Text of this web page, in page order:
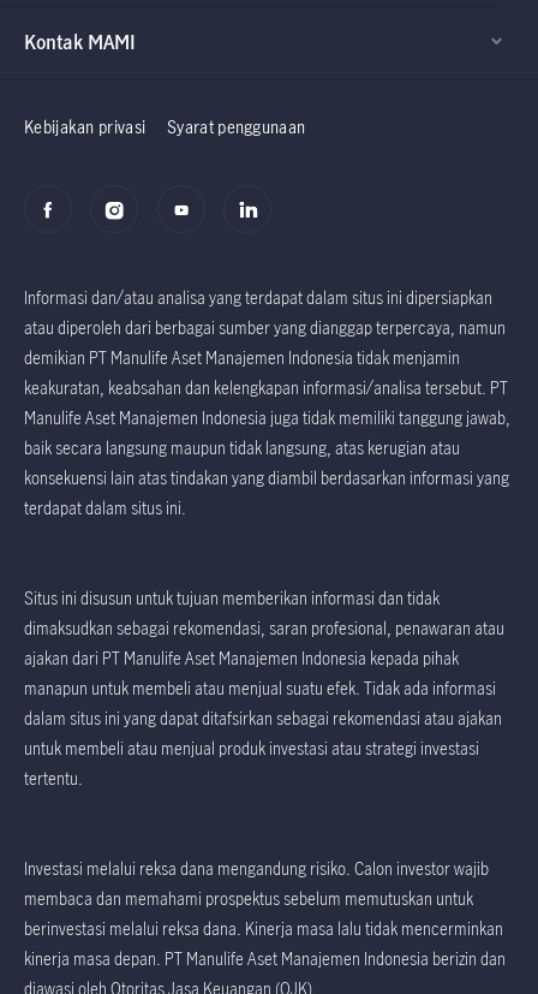
Factsheet dan
Kontak MAMI
Kebijakan privasi Syarat penggunaan
Informasi dan/atau analisa yang terdapat dalam situs ini dipersiapkan
atau diperoleh dari berbagai sumber yang dianggap terpercaya, namun
demikian PT Manulife Aset Manajemen Indonesia tidak menjamin
keakuratan, keabsahan dan kelengkapan informasi/analisa tersebut. PT
Manulife Aset Manajemen Indonesia juga tidak memiliki tanggung jawab,
baik secara langsung maupun tidak langsung, atas kerugian atau
konsekuensi lain atas tindakan yang diambil berdasarkan informasi yang
terdapat dalam situs ini.
Situs ini disusun untuk tujuan memberikan informasi dan tidak
dimaksudkan sebagai rekomendasi, saran profesional, penawaran atau
ajakan dari PT Manulife Aset Manajemen Indonesia kepada pihak
manapun untuk membeli atau menjual suatu efek. Tidak ada informasi
dalam situs ini yang dapat ditafsirkan sebagai rekomendasi atau ajakan
untuk membeli atau menjual produk investasi atau strategi investasi
tertentu.
Investasi melalui reksa dana mengandung risiko. Calon investor wajib
membaca dan memahami prospektus sebelum memutuskan untuk
berinvestasi melalui reksa dana. Kinerja masa lalu tidak mencerminkan
kinerja masa depan. PT Manulife Aset Manajemen Indonesia berizin dan
diawasi oleh Otoritas Jasa Keuangan (OJK).